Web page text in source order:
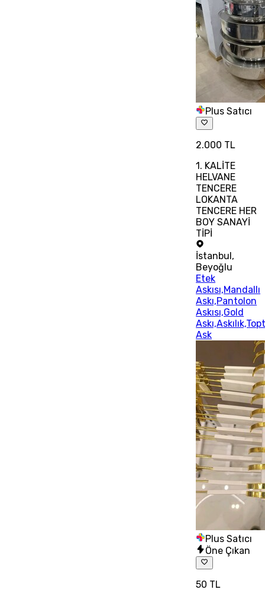
Plus Satıcı
2.000 TL
1. KALİTE
HELVANE
TENCERE
LOKANTA
TENCERE HER
BOY SANAYİ
TİPİ
İstanbul,
Beyoğlu
Etek
Askısı,Mandallı
Askı,Pantolon
Askısı,Gold
Ask
Plus Satıcı
Öne Çıkan
50 TL